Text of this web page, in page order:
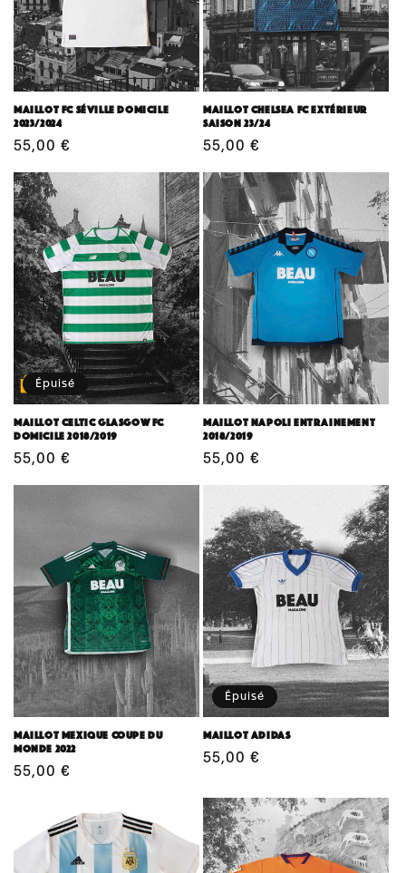
Maillot FC Séville domicile
2023/2024
Prix
55,00 €
Maillot Chelsea FC extérieur
saison 23/24
Prix
55,00 €
Épuisé
Maillot Celtic Glasgow FC
domicile 2018/2019
Prix
55,00 €
Maillot Napoli entrainement
2018/2019
Prix
55,00 €
Maillot Mexique Coupe du
monde 2022
Prix
55,00 €
Épuisé
Maillot Adidas
Prix
55,00 €